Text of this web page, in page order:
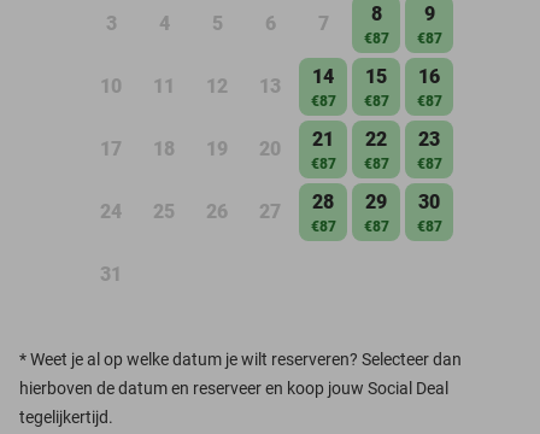
3 4 5 6 7 8
€87
9
€87
10 11 12 13 14
€87
15
€87
16
€87
17 18 19 20 21
€87
22
€87
23
€87
24 25 26 27 28
€87
29
€87
30
€87
31
*Weet je al op welke datum je wilt reserveren? Selecteer dan
hierboven de datum en reserveer en koop jouw Social Deal
tegelijkertijd.